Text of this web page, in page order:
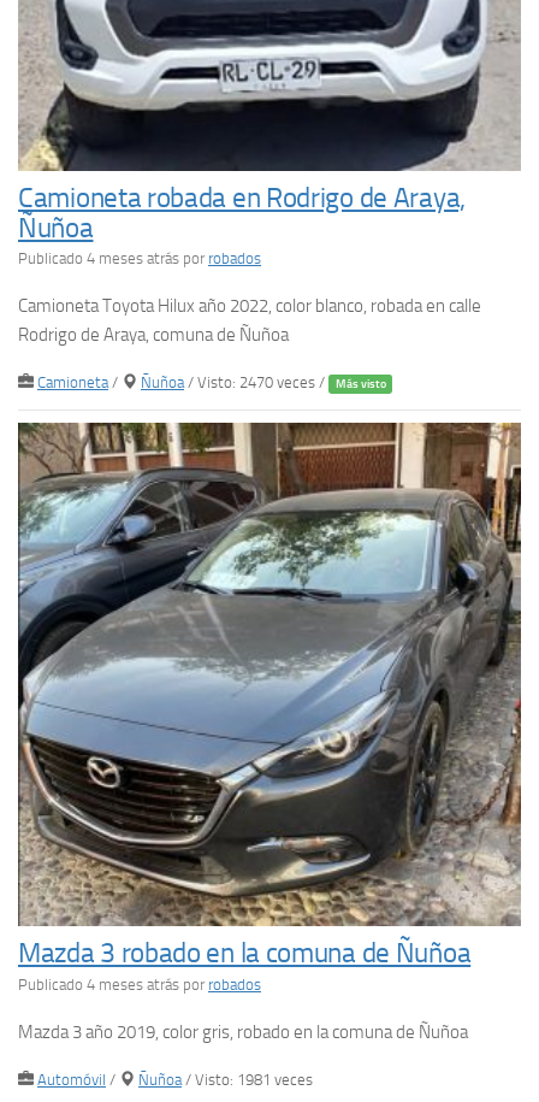
Camioneta robada en Rodrigo de Araya,
Ñuñoa
Publicado 4 meses atrás por robados
Camioneta Toyota Hilux año 2022, color blanco, robada en calle
Rodrigo de Araya, comuna de Ñuñoa
Camioneta/ Ñuñoa/ Visto: 2470 veces / Más visto
Mazda 3 robado en la comuna de Ñuñoa
Publicado 4 meses atrás por robados
Mazda 3 año 2019, color gris, robado en la comuna de Ñuñoa
Automóvil / Ñuñoa / Visto: 1981 veces